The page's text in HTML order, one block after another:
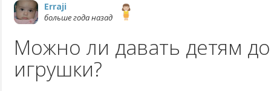
Erraji
больше года назад
Можно ли давать детям
игрушки?